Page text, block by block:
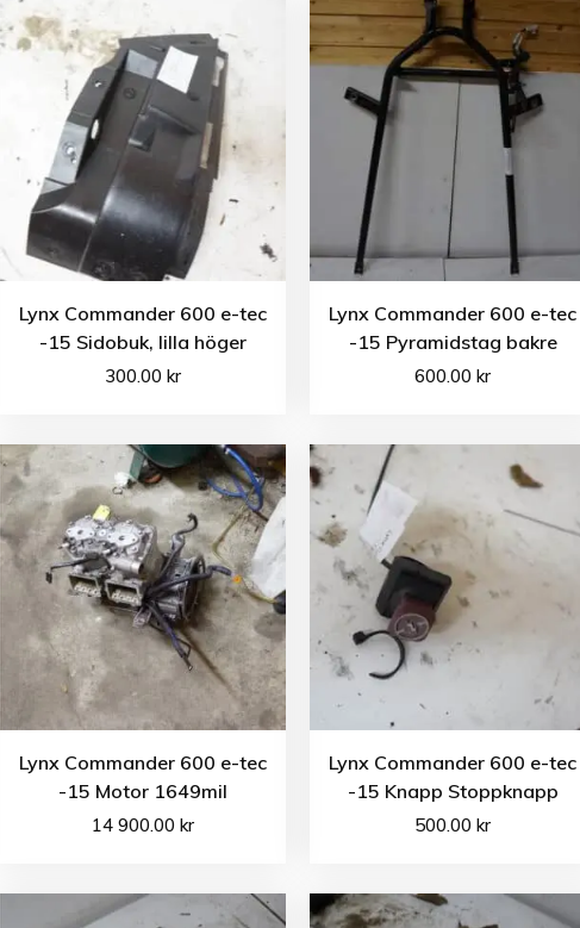
Lynx Commander 600 e-tec
-15 Sidobuk, lilla höger
300.00kr
Lynx Commander 600 e-tec
-15 Pyramidstag bakre
600.00kr
Lynx Commander 600 e-tec
-15 Motor 1649mil
14 900.00kr
Lynx Commander 600 e-tec
-15 Knapp Stoppknapp
500.00kr